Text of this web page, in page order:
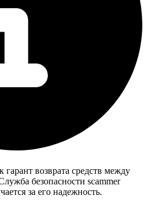
возврата средств между
безопасности scammer
за его надежность.